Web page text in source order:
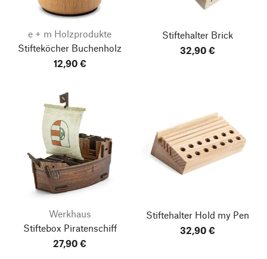
e + m Holzprodukte
Stifteköcher Buchenholz
12,90 €
Stiftehalter Brick
32,90 €
Werkhaus
Stiftebox Piratenschiff
27,90 €
Stiftehalter Hold my Pen
32,90 €